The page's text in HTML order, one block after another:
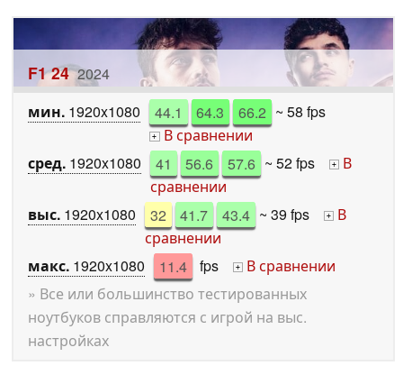
F1 24 2024
мин. 1920x1080 44.1 64.3 66.2 ~ 58 fps
+ В сравнении
сред. 1920x1080 41 56.6 57.6 ~ 52 fps +
В
сравнении
выс. 1920x1080 32 41.7 43.4 ~ 39 fps +
В
сравнении
макс. 1920x1080 11.4 fps +
В сравнении
» Все или большинство тестированных
ноутбуков справляются с игрой на выс.
настройках